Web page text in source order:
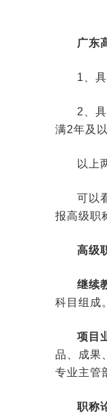
广东
1、
2、
满2年及以
以上
可以
报高级职
高级
继续
科目组成
项目
品、成果
专业主管
职称